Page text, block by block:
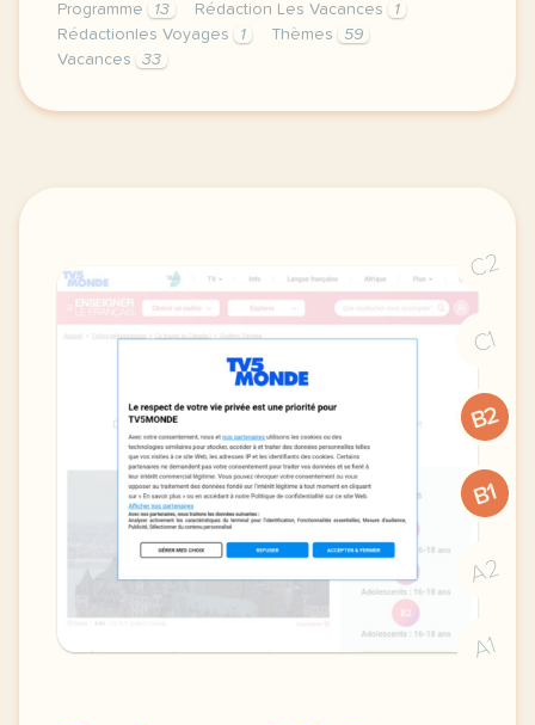
Programme
13 Rédaction Les Vacances
1
Rédactionles Voyages
1 Thèmes
59
Vacances
33
image pixabay comje vous laisse ici les deux
C2
C1
B2
B1
A2
A1